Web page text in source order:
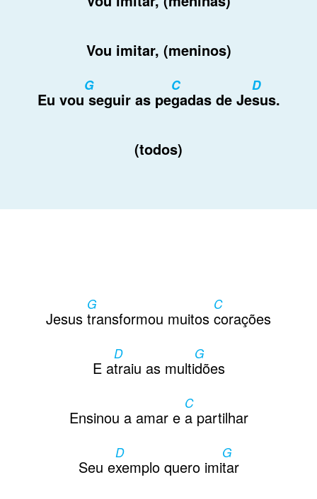
Vou imitar, (meninos)
Eu vou
G
seguir as pe
C
gadas de Je
D
sus.
(todos)
Jesus
G
transformou muitos
C
corações
E a
D
traiu as multi
G
dões
Ensinou a amar e
C
a partilhar
Seu e
D
xemplo quero imi
G
tar